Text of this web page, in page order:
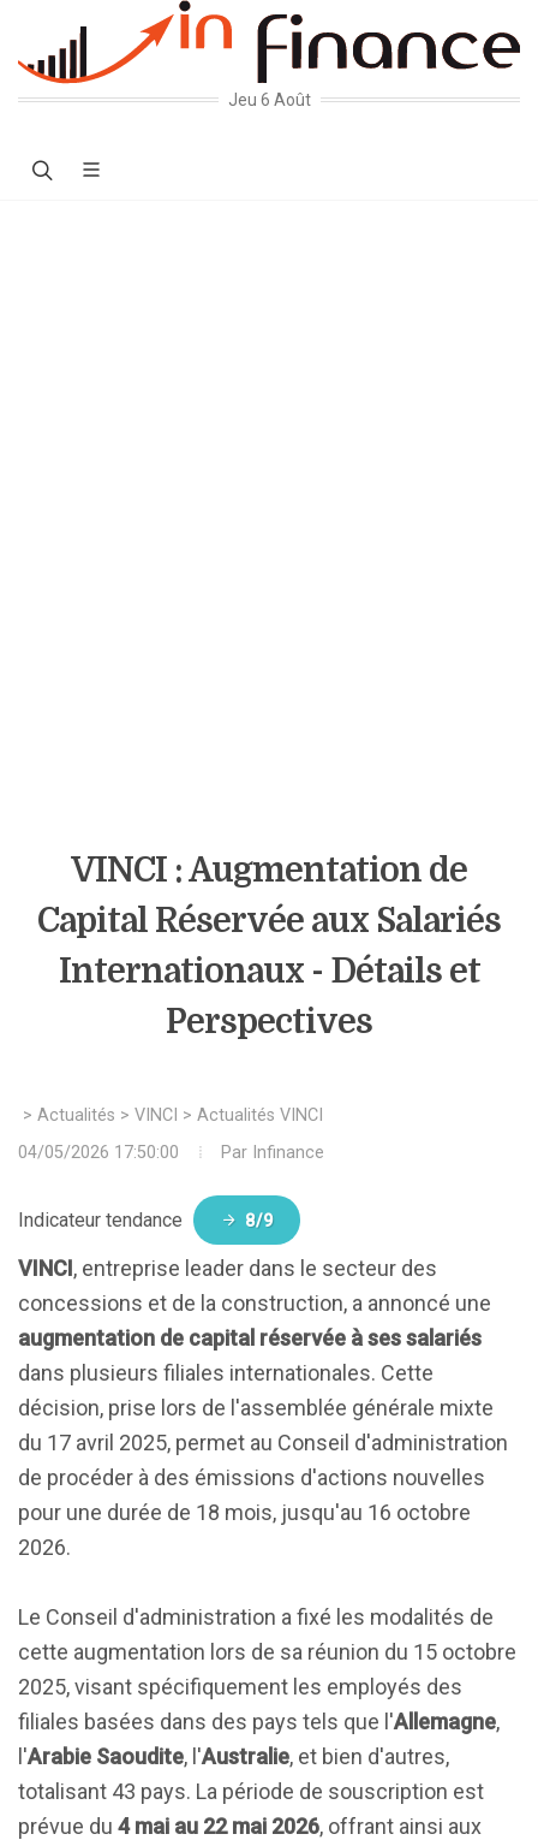
Jeu 6 Août
VINCI : Augmentation de
Capital Réservée aux Salariés
Internationaux - Détails et
Perspectives
> Actualités > VINCI > Actualités VINCI
04/05/2026 17:50:00
Par Infinance
Indicateur tendance 8/9
VINCI, entreprise leader dans le secteur des
concessions et de la construction, a annoncé une
augmentation de capital réservée à ses salariés
dans plusieurs filiales internationales. Cette
décision, prise lors de l'assemblée générale mixte
du 17 avril 2025, permet au Conseil d'administration
de procéder à des émissions d'actions nouvelles
pour une durée de 18 mois, jusqu'au 16 octobre
2026.
Le Conseil d'administration a fixé les modalités de
cette augmentation lors de sa réunion du 15 octobre
2025, visant spécifiquement les employés des
filiales basées dans des pays tels que l'Allemagne,
l'Arabie Saoudite, l'Australie, et bien d'autres,
totalisant 43 pays. La période de souscription est
prévue du 4 mai au 22 mai 2026, offrant ainsi aux